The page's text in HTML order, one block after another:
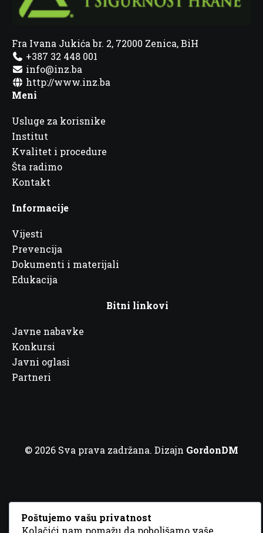
Fra Ivana Jukića br. 2, 72000 Zenica, BiH
+387 32 448 001
info@inz.ba
http://www.inz.ba
Meni
Usluge za korisnike
Institut
Kvalitet i procedure
Šta radimo
Kontakt
Informacije
Vijesti
Prevencija
Dokumenti i materijali
Edukacija
Bitni linkovi
Javne nabavke
Konkursi
Javni oglasi
Partneri
© 2026 Sva prava zadržana. Dizajn GordonDM
Poštujemo vašu privatnost
Kolačići nam pomažu da poboljšamo vaše